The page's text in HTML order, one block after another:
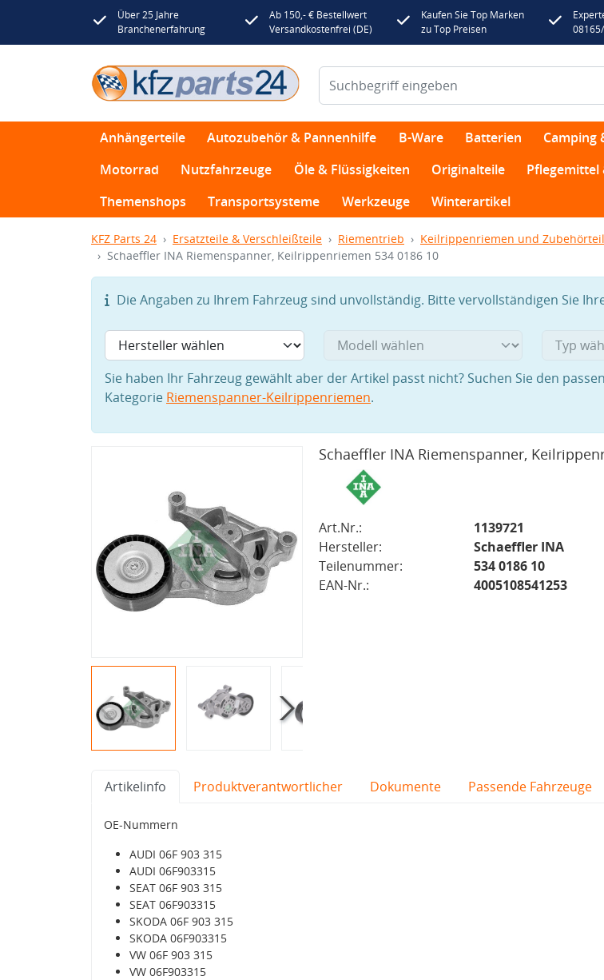
Über 25 Jahre
Branchenerfahrung
Ab 150,- € Bestellwert
Versandkostenfrei (DE)
Kaufen Sie Top Marken
zu Top Preisen
Anhängerteile Autozubehör & Pannenhilfe B-Ware Batterien Camping
Motorrad
Nutzfahrzeuge Öle & Flüssigkeiten Originalteile
Themenshops
Transportsysteme Werkzeuge Winterartikel
KFZ Parts 24 Ersatzteile & Verschleißteile Riementrieb Keilrippenriemen und
Schaeffler INA Riemenspanner, Keilrippenriemen 534 0186 10
Die Angaben zu Ihrem Fahrzeug sind unvollständig. Bitte vervollständigen Sie
Sie haben Ihr Fahrzeug gewählt aber der Artikel passt nicht? Suchen Sie den
Kategorie Riemenspanner-Keilrippenriemen.
Schaeffler INA Riemenspanner,
Art.Nr.:
1139721
Hersteller:
Schaeffler INA
Teilenummer:
534 0186 10
EAN-Nr.:
4005108541253
Artikelinfo Produktverantwortlicher Dokumente Passende Fahrzeuge
OE-Nummern
AUDI 06F 903 315
AUDI 06F903315
SEAT 06F 903 315
SEAT 06F903315
SKODA 06F 903 315
SKODA 06F903315
VW 06F 903 315
VW 06F903315